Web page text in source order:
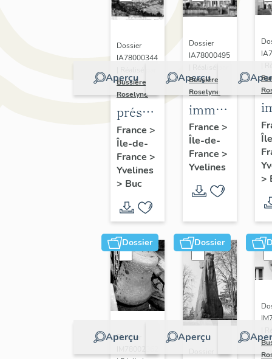
Aperçu
Dossier
IA78000344
Bussière
Roselyne
présentation
de la
commune
de Buc
France >
Île-de-
France >
Yvelines
> Buc
Aperçu
Dossier
IA78000495
Bussière
Roselyne
immeubles,
maisons,
fermes
France >
Île-de-
France >
Yvelines
>
Dossier
Aperçu
Dossier
Dossier
Aperçu